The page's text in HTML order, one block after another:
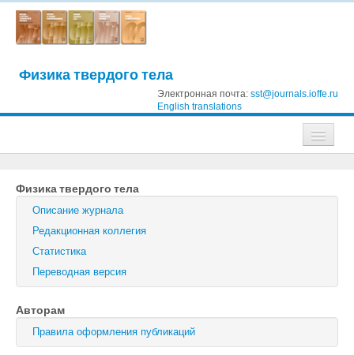
Физика твердого тела
Электронная почта: sst@journals.ioffe.ru
English translations
Журнал технической физики
Письма в Журнал технической физики
Физика твердого тела
Физика и техника полупроводников
Оптика и спектроскопия
Поиск
Физика твердого тела
Описание журнала
Редакционная коллегия
Статистика
Переводная версия
Авторам
Правила оформления публикаций